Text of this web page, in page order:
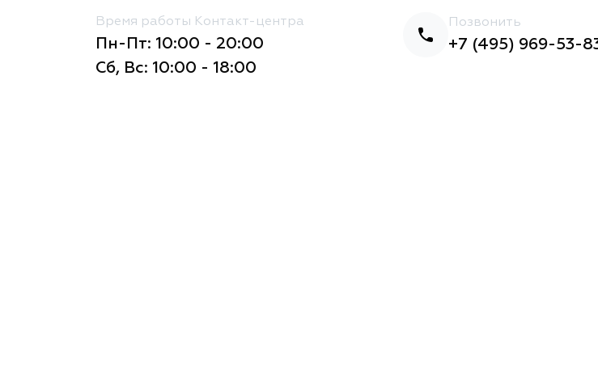
Время работы Контакт-центра
Пн-Пт: 10:00 - 20:00
Сб, Вс: 10:00 - 18:00
Позвонить
+7 (495) 969-53-